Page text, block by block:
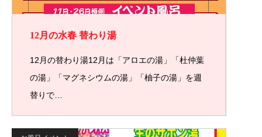
12月の水春 替わり湯
12月の替わり湯12月は「アロエの湯」「杜仲葉
の湯」「マグネシウムの湯」「柚子の湯」を週
替りで…